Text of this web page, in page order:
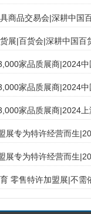
商品交易会|深耕中国
展|百货会|深耕中国百
家品质展商|2024
家品质展商|2024
家品质展商|2024
展专为特许经营而生
展专为特许经营而生
零售特许加盟展|不需